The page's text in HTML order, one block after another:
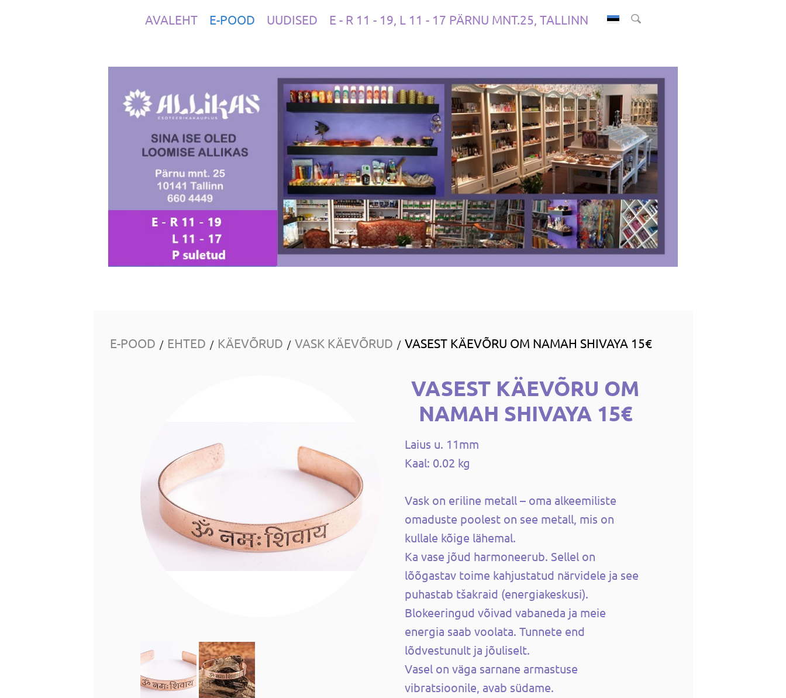
AVALEHT E-POOD UUDISED E - R 11 - 19, L 11 - 17 PÄRNU MNT.25, TALLINN
E-POOD / EHTED / KÄEVÕRUD / VASK KÄEVÕRUD / VASEST KÄEVÕRU OM NAMAH SHIVAYA 15€
VASEST KÄEVÕRU OM
NAMAH SHIVAYA 15€
Laius u. 11mm
Kaal: 0.02 kg
Vask on eriline metall – oma alkeemiliste
omaduste poolest on see metall, mis on
kullale kõige lähemal.
Ka vase jõud harmoneerub. Sellel on
lõõgastav toime kahjustatud närvidele ja see
puhastab tšakraid (energiakeskusi).
Blokeeringud võivad vabaneda ja meie
energia saab voolata. Tunnete end
lõdvestunult ja jõuliselt.
Vasel on väga sarnane armastuse
vibratsioonile, avab südame.